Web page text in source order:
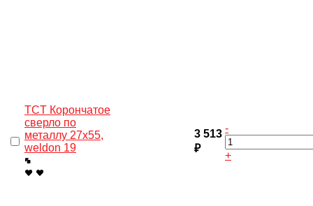
TCT Корончатое
сверло по
металлу 27x55,
weldon 19
3 513
₽
-
+